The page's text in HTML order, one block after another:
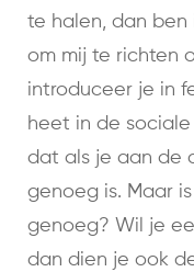
te halen, dan
om mij te richten
introduceer je in
heet in de
dat als je aan de
genoeg is. Maar
genoeg? Wil je
dan dien je ook